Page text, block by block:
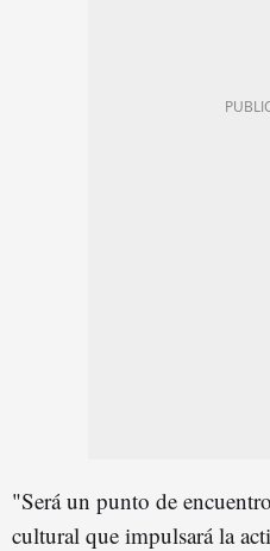
"Será un punto de
cultural que impulsará la